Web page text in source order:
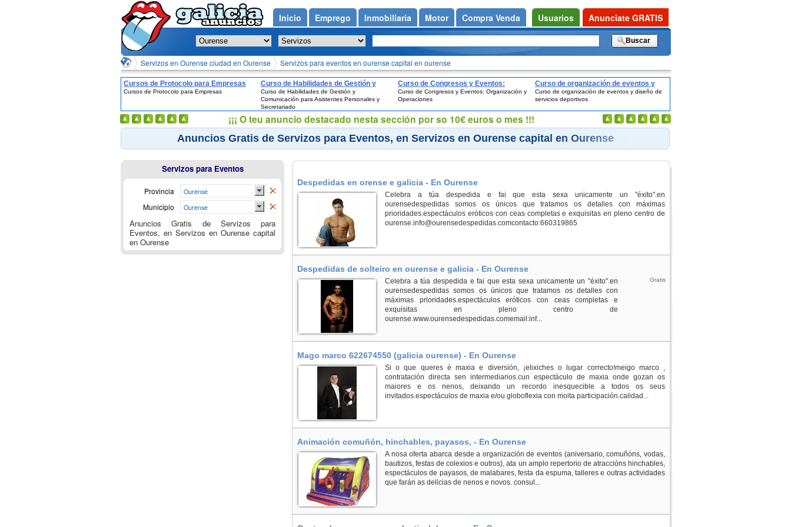
Servizos en Ourense ciudad en Ourense Servizos para eventos en ourense capital en ourense
Cursos de Protocolo para Empresas
Cursos de Protocolo para Empresas
Curso de Habilidades de Gestión y
Comunicación para Asistentes
Personales y Secretariado
Curso de Habilidades de Gestión y
Comunicación para Asistentes Personales y
Secretariado
Curso de Congresos y Eventos:
Organización y Operaciones
Curso de Congresos y Eventos: Organización y
Operaciones
Curso de organización de eventos y
diseño de servicios deportivos
Curso de organización de eventos y diseño de
servicios deportivos
Anuncios Gratis de Servizos para Eventos, en Servizos en Ourense capital en Ourense
Despedidas en orense e galicia - En Ourense
Celebra a túa despedida e fai que esta sexa unicamente un "éxito".en
ourensedespedidas somos os únicos que tratamos os detalles con máximas
prioridades.espectáculos eróticos con ceas completas e exquisitas en pleno centro de
ourense.info@ourensedespedidas.comcontacto:660319865
Despedidas de solteiro en ourense e galicia - En Ourense
Celebra a túa despedida e fai que esta sexa unicamente un "éxito".en
ourensedespedidas somos os únicos que tratamos os detalles con
máximas prioridades.espectáculos eróticos con ceas completas e
exquisitas en pleno centro de
ourense.www.ourensedespedidas.comemail:inf...
Gratis
Mago marco 622674550 (galicia ourense) - En Ourense
Si o que queres é maxia e diversión, ¡elixiches o lugar correcto!meigo marco ,
contratación directa sen intermediarios.cun espectáculo de maxia onde gozan os
maiores e os nenos, deixando un recordo inesquecible a todos os seus
invitados.espectáculos de maxia e/ou globoflexia con moita participación.calidad...
Animación comuñón, hinchables, payasos, - En Ourense
A nosa oferta abarca desde a organización de eventos (aniversario, comuñóns, vodas,
bautizos, festas de colexios e outros), ata un amplo repertorio de atraccións hinchables,
espectáculos de payasos, de malabares, festa da espuma, talleres e outras actividades
que farán as delicias de nenos e novos. consul...
Servizos para Eventos
Provincia Ourense
Municipio Ourense
Anuncios Gratis de Servizos para
Eventos, en Servizos en Ourense capital
en Ourense
Inicio Emprego Inmobiliaria Motor Compra Venda Usuarios Anunciate GRATIS
¡¡¡ O teu anuncio destacado nesta sección por so 10€ euros o mes !!!